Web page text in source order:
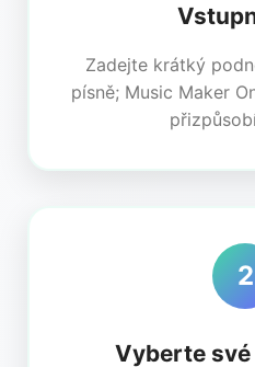
Zadejte krátký
písně; Music Maker
2
Vyberte